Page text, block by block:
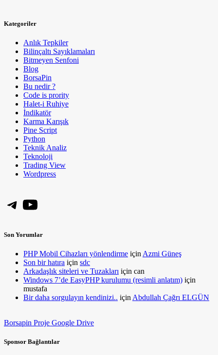
Kategoriler
Anlık Tepkiler
Bilinçaltı Sayıklamaları
Bitmeyen Senfoni
Blog
BorsaPin
Bu nedir ?
Code is prority
Halet-i Ruhiye
İndikatör
Karma Karışık
Pine Script
Python
Teknik Analiz
Teknoloji
Trading View
Wordpress
Telegram
YouTube
Son Yorumlar
PHP Mobil Cihazları yönlendirme için Azmi Güneş
Son bir hatıra için sdc
Arkadaşlık siteleri ve Tuzakları için can
Windows 7’de EasyPHP kurulumu (resimli anlatım) için
mustafa
Bir daha sorgulayın kendinizi.. için Abdullah Çağrı ELGÜN
Borsapin Proje Google Drive
Sponsor Bağlantılar